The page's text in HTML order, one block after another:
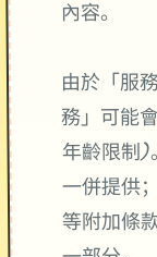
內容。
由於「服
務」可能
年齡限制)
一併提供
等附加條